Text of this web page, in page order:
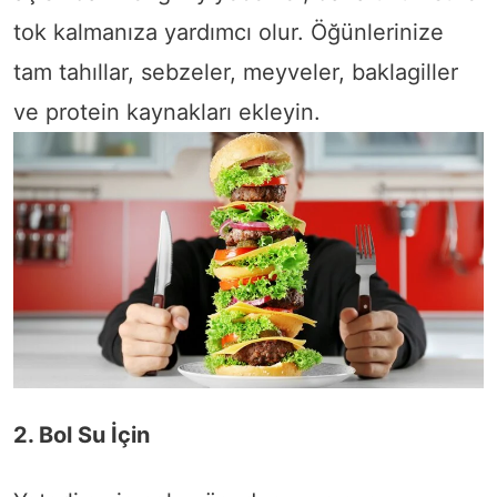
tok kalmanıza yardımcı olur. Öğünlerinize
tam tahıllar, sebzeler, meyveler, baklagiller
ve protein kaynakları ekleyin.
2. Bol Su İçin